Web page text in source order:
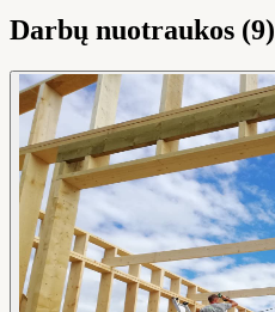
Darbų nuotraukos (9)